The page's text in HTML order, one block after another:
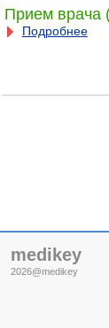
Прием врача
Подробнее
medikey
2026@medikey